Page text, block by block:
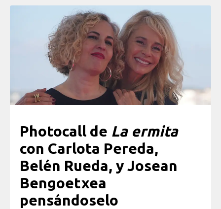
Photocall de La ermita
con Carlota Pereda,
Belén Rueda, y Josean
Bengoetxea
pensándoselo